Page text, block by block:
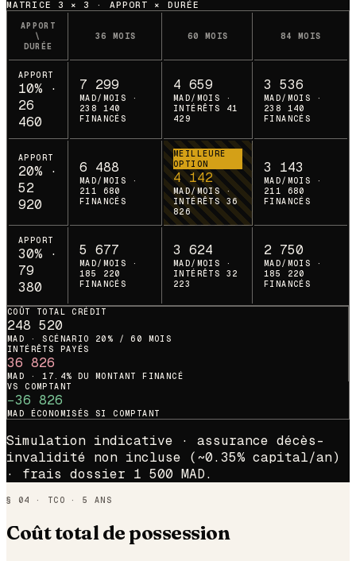
MATRICE 3 × 3 · APPORT × DURÉE
APPORT
\
DURÉE
36 MOIS 60 MOIS 84 MOIS
APPORT
10% ·
26
460
7 299
MAD/MOIS ·
238 140
FINANCÉS
4 659
MAD/MOIS ·
INTÉRÊTS 41
429
3 536
MAD/MOIS ·
238 140
FINANCÉS
APPORT
20% ·
52
920
6 488
MAD/MOIS ·
211 680
FINANCÉS
MEILLEURE
OPTION
4 142
MAD/MOIS ·
INTÉRÊTS 36
826
3 143
MAD/MOIS ·
211 680
FINANCÉS
APPORT
30% ·
79
380
5 677
MAD/MOIS ·
185 220
FINANCÉS
3 624
MAD/MOIS ·
INTÉRÊTS 32
223
2 750
MAD/MOIS ·
185 220
FINANCÉS
COÛT TOTAL CRÉDIT
248 520
MAD · SCÉNARIO 20% / 60 MOIS
INTÉRÊTS PAYÉS
36 826
MAD ·17.4 % DU MONTANT FINANCÉ
VS COMPTANT
−36 826
MAD ÉCONOMISÉS SI COMPTANT
Simulation indicative · assurance décès-
invalidité non incluse (~0.35% capital/an)
· frais dossier 1 500 MAD.
§ 04 · TCO · 5 ANS
Coût total de possession